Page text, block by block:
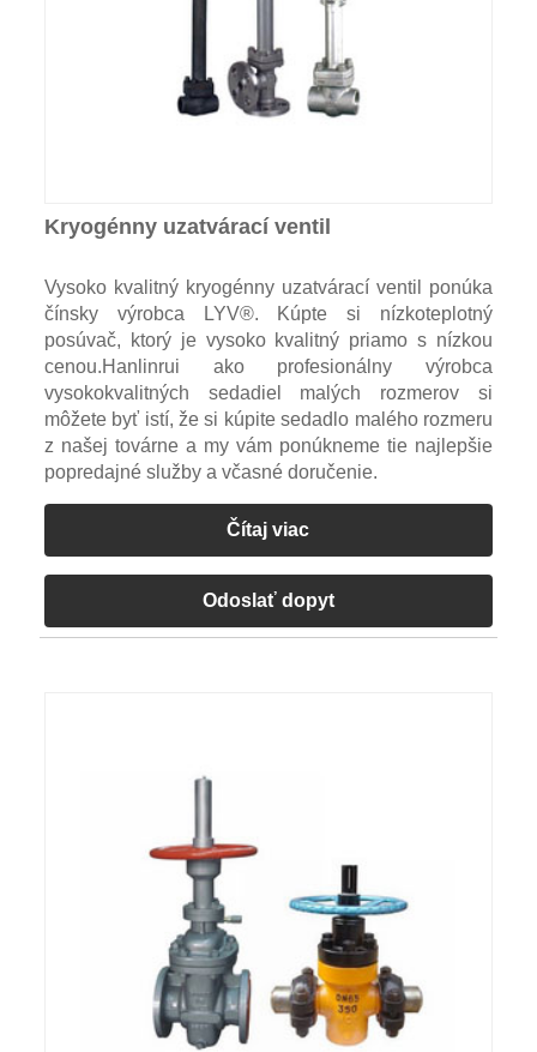
Kryogénny uzatvárací ventil
Vysoko kvalitný kryogénny uzatvárací ventil ponúka
čínsky výrobca LYV®. Kúpte si nízkoteplotný
posúvač, ktorý je vysoko kvalitný priamo s nízkou
cenou.Hanlinrui ako profesionálny výrobca
vysokokvalitných sedadiel malých rozmerov si
môžete byť istí, že si kúpite sedadlo malého rozmeru
z našej továrne a my vám ponúkneme tie najlepšie
popredajné služby a včasné doručenie.
Čítaj viac
Odoslať dopyt